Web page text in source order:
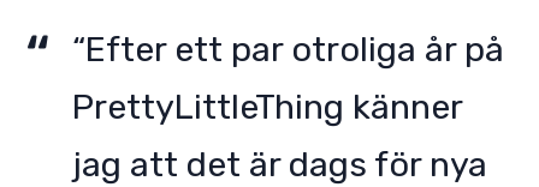
“Efter ett par otroliga år på
PrettyLittleThing känner
jag att det är dags för nya